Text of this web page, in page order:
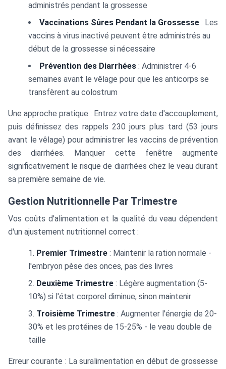
administrés pendant la grossesse
Vaccinations Sûres Pendant la Grossesse : Les
vaccins à virus inactivé peuvent être administrés au
début de la grossesse si nécessaire
Prévention des Diarrhées : Administrer 4-6
semaines avant le vêlage pour que les anticorps se
transfèrent au colostrum
Une approche pratique : Entrez votre date d'accouplement,
puis définissez des rappels 230 jours plus tard (53 jours
avant le vêlage) pour administrer les vaccins de prévention
des diarrhées. Manquer cette fenêtre augmente
significativement le risque de diarrhées chez le veau durant
sa première semaine de vie.
Gestion Nutritionnelle Par Trimestre
Vos coûts d'alimentation et la qualité du veau dépendent
d'un ajustement nutritionnel correct :
Premier Trimestre : Maintenir la ration normale -
l'embryon pèse des onces, pas des livres
Deuxième Trimestre : Légère augmentation (5-
10%) si l'état corporel diminue, sinon maintenir
Troisième Trimestre : Augmenter l'énergie de 20-
30% et les protéines de 15-25% - le veau double de
taille
Erreur courante : La suralimentation en début de grossesse